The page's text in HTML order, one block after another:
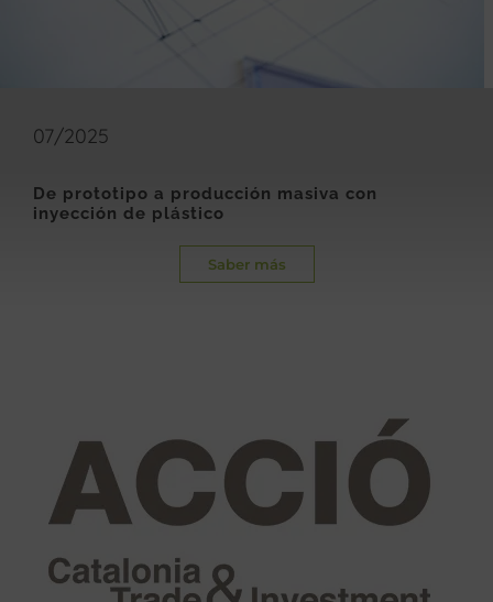
07/2025
De prototipo a producción masiva con
inyección de plástico
Saber más